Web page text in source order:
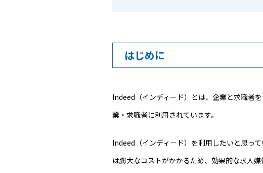
はじめに
Indeed（インディード）とは、企業と求職者
業・求職者に利用されています。
Indeed（インディード）を利用したいと思っ
は膨大なコストがかかるため、効果的な求人